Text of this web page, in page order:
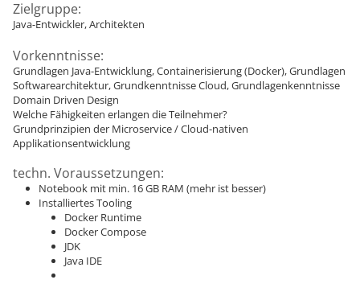
Zielgruppe:
Java-Entwickler, Architekten
Vorkenntnisse:
Grundlagen Java-Entwicklung, Containerisierung (Docker), Grundlagen
Softwarearchitektur, Grundkenntnisse Cloud, Grundlagenkenntnisse
Domain Driven Design
Welche Fähigkeiten erlangen die Teilnehmer?
Grundprinzipien der Microservice / Cloud-nativen
Applikationsentwicklung
techn. Voraussetzungen:
Notebook mit min. 16 GB RAM (mehr ist besser)
Installiertes Tooling
Docker Runtime
Docker Compose
JDK
Java IDE